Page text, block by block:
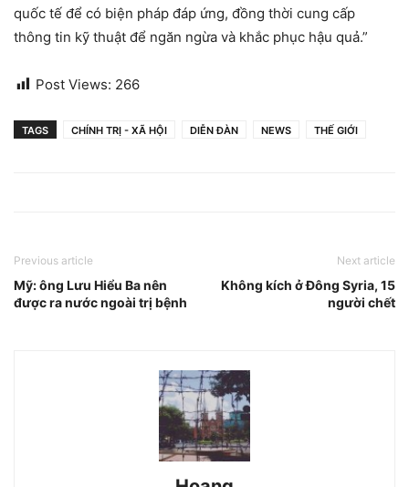
quốc tế để có biện pháp đáp ứng, đồng thời cung cấp
thông tin kỹ thuật để ngăn ngừa và khắc phục hậu quả.”
Post Views: 266
TAGS CHÍNH TRỊ - XÃ HỘI DIỄN ĐÀN NEWS THẾ GIỚI
Previous article
Mỹ: ông Lưu Hiểu Ba nên
được ra nước ngoài trị bệnh
Next article
Không kích ở Đông Syria, 15
người chết